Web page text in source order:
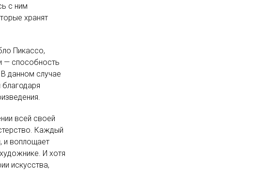
с ним
хранят
Пикассо,
— способность
В данном случае
всей своей
Каждый
и воплощает
И хотя
искусства,